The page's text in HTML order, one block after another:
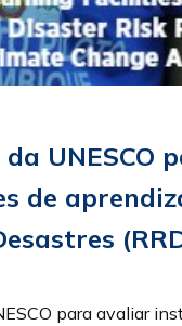
UNESCO
de
para avaliar